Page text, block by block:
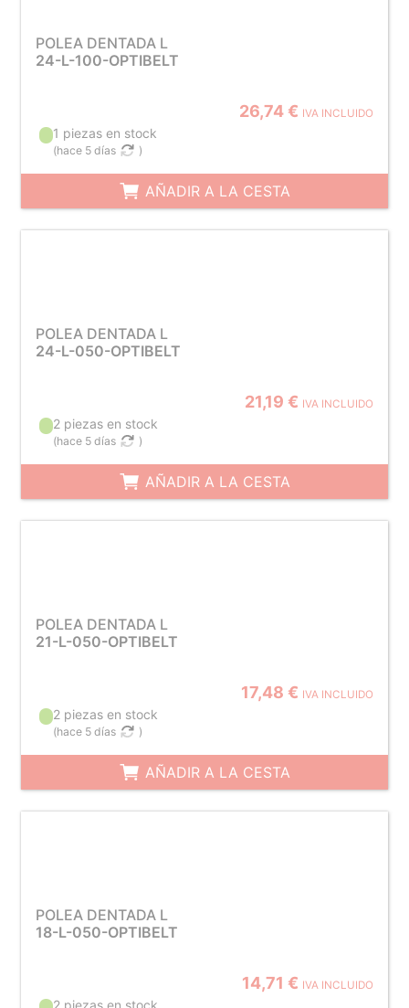
POLEA DENTADA L
24-L-100-OPTIBELT
26,74 € IVA INCLUIDO
1 piezas en stock
(hace 5 días )
AÑADIR A LA CESTA
POLEA DENTADA L
24-L-050-OPTIBELT
21,19 € IVA INCLUIDO
2 piezas en stock
(hace 5 días )
AÑADIR A LA CESTA
POLEA DENTADA L
21-L-050-OPTIBELT
17,48 € IVA INCLUIDO
2 piezas en stock
(hace 5 días )
AÑADIR A LA CESTA
POLEA DENTADA L
18-L-050-OPTIBELT
14,71 € IVA INCLUIDO
2 piezas en stock